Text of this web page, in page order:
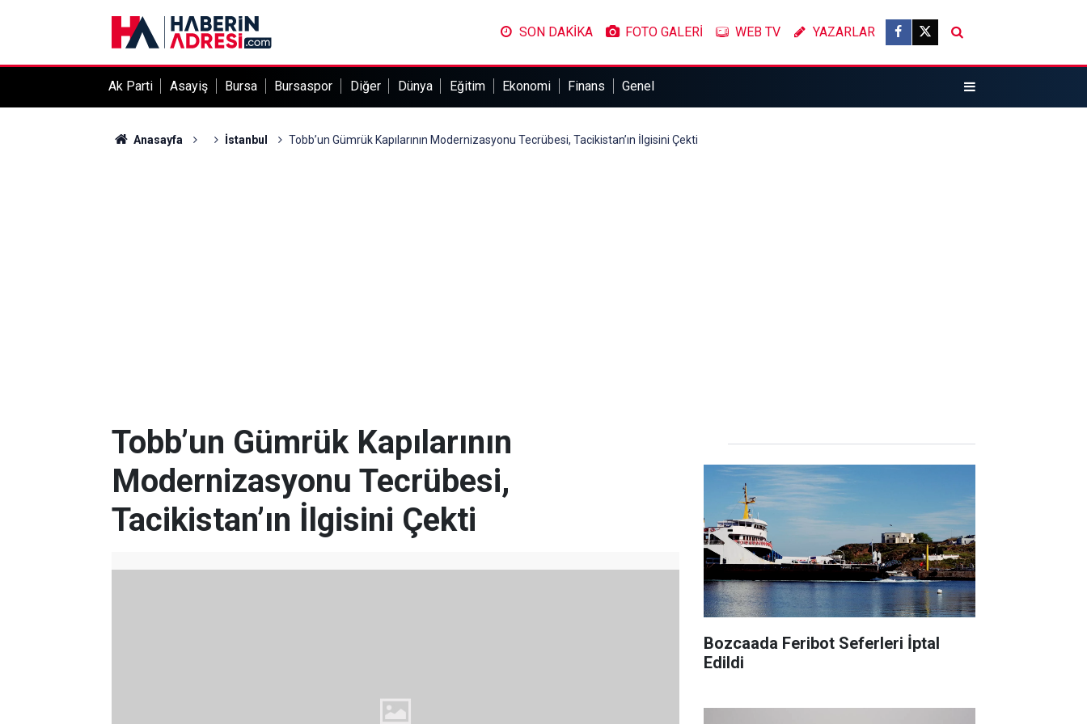
SON DAKİKA FOTO GALERİ WEB TV YAZARLAR
Ak Parti Asayiş Bursa Bursaspor Diğer Dünya Eğitim Ekonomi Finans Genel
Anasayfa İstanbul Tobb’un Gümrük Kapılarının Modernizasyonu Tecrübesi, Tacikistan’ın İlgisini Çekti
Tobb’un Gümrük Kapılarının
Modernizasyonu Tecrübesi,
Tacikistan’ın İlgisini Çekti
Bozcaada Feribot Seferleri İptal
Edildi